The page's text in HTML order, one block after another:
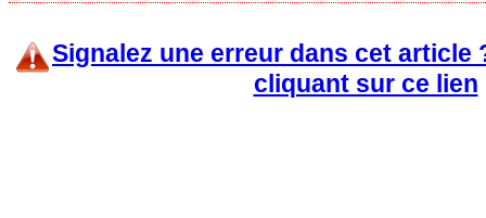
Signalez une erreur dans cet article
cliquant sur ce lien